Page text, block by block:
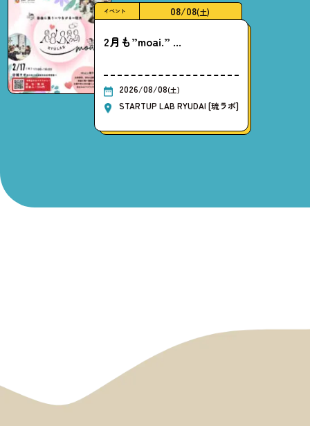
イベント 08/08(土)
2月も”moai.” ...
2026/08/08(土)
STARTUP LAB RYUDAI [琉ラボ]